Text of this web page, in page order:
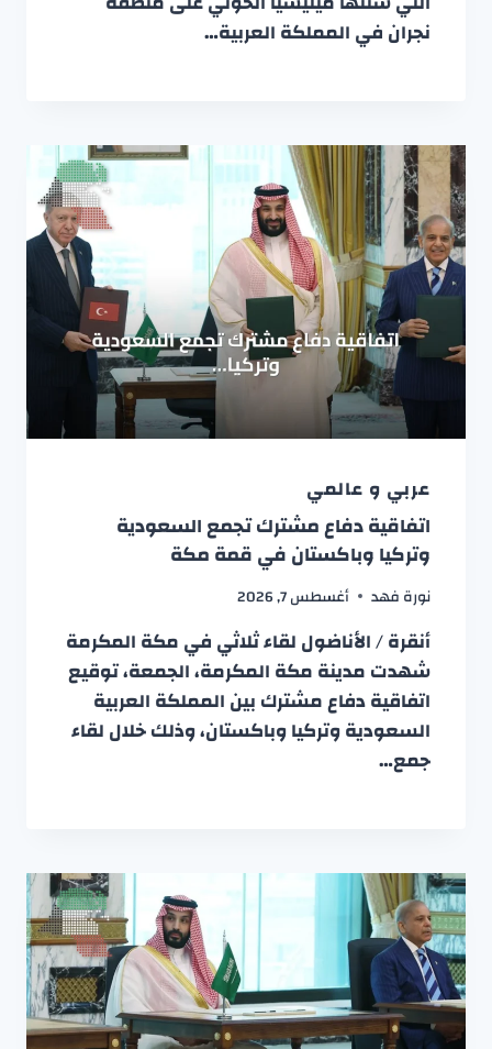
نجران في المملكة العربية…
عربي و عالمي
اتفاقية دفاع مشترك تجمع السعودية
وتركيا وباكستان في قمة مكة
نورة فهد أغسطس 7, 2026
أنقرة / الأناضول لقاء ثلاثي في مكة المكرمة
شهدت مدينة مكة المكرمة، الجمعة، توقيع
اتفاقية دفاع مشترك بين المملكة العربية
السعودية وتركيا وباكستان، وذلك خلال لقاء
جمع…